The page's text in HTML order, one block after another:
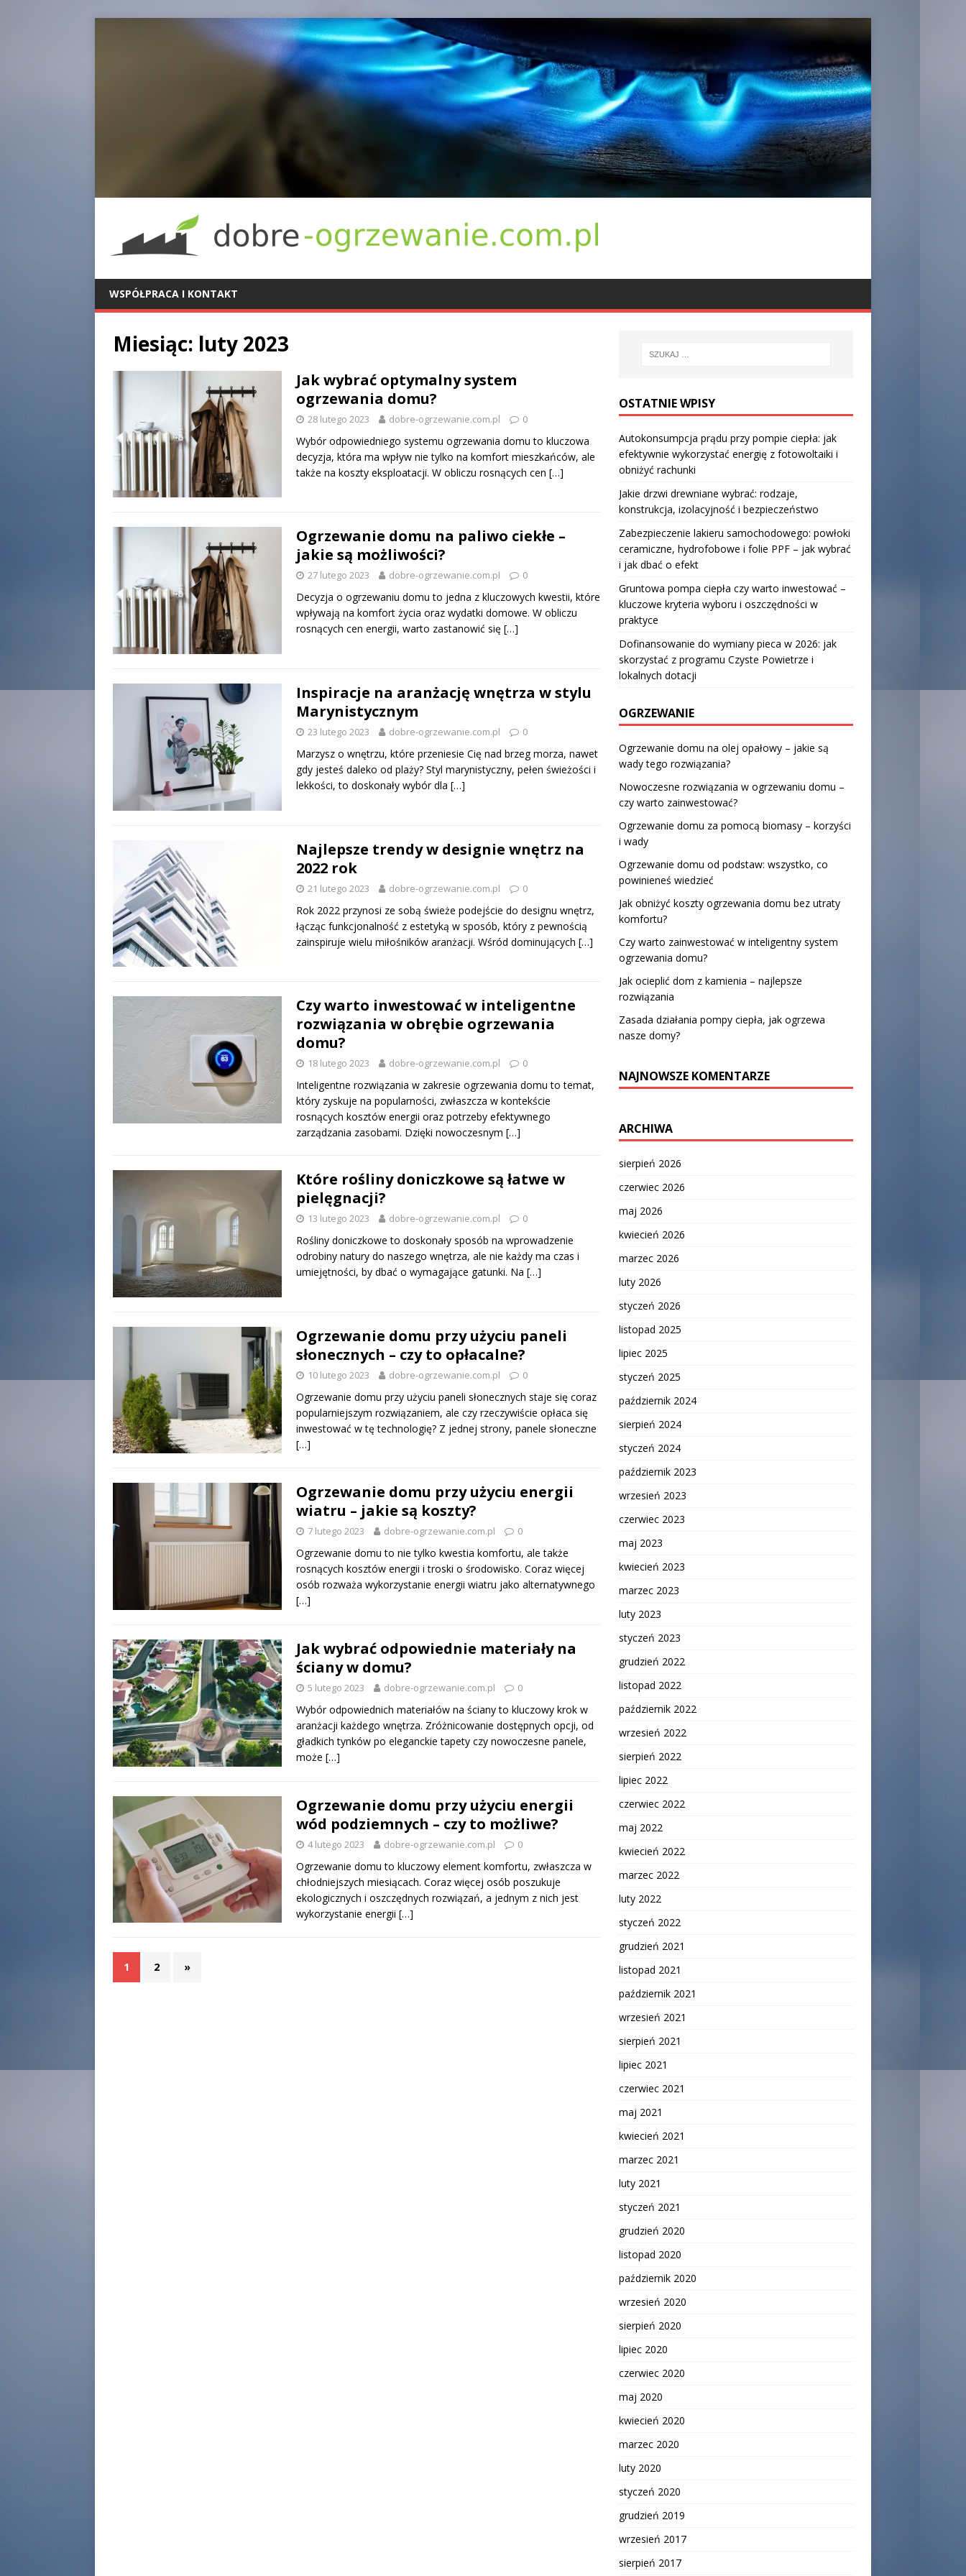
WSPÓŁPRACA I KONTAKT
Miesiąc: luty 2023
Jak wybrać optymalny system
ogrzewania domu?
28 lutego 2023 dobre-ogrzewanie.com.pl 0
Wybór odpowiedniego systemu ogrzewania domu to kluczowa
decyzja, która ma wpływ nie tylko na komfort mieszkańców, ale
także na koszty eksploatacji. W obliczu rosnących cen […]
Ogrzewanie domu na paliwo ciekłe –
jakie są możliwości?
27 lutego 2023 dobre-ogrzewanie.com.pl 0
Decyzja o ogrzewaniu domu to jedna z kluczowych kwestii, które
wpływają na komfort życia oraz wydatki domowe. W obliczu
rosnących cen energii, warto zastanowić się […]
Inspiracje na aranżację wnętrza w stylu
Marynistycznym
23 lutego 2023 dobre-ogrzewanie.com.pl 0
Marzysz o wnętrzu, które przeniesie Cię nad brzeg morza, nawet
gdy jesteś daleko od plaży? Styl marynistyczny, pełen świeżości i
lekkości, to doskonały wybór dla […]
Najlepsze trendy w designie wnętrz na
2022 rok
21 lutego 2023 dobre-ogrzewanie.com.pl 0
Rok 2022 przynosi ze sobą świeże podejście do designu wnętrz,
łącząc funkcjonalność z estetyką w sposób, który z pewnością
zainspiruje wielu miłośników aranżacji. Wśród dominujących […]
Czy warto inwestować w inteligentne
rozwiązania w obrębie ogrzewania
domu?
18 lutego 2023 dobre-ogrzewanie.com.pl 0
Inteligentne rozwiązania w zakresie ogrzewania domu to temat,
który zyskuje na popularności, zwłaszcza w kontekście
rosnących kosztów energii oraz potrzeby efektywnego
zarządzania zasobami. Dzięki nowoczesnym […]
Które rośliny doniczkowe są łatwe w
pielęgnacji?
13 lutego 2023 dobre-ogrzewanie.com.pl 0
Rośliny doniczkowe to doskonały sposób na wprowadzenie
odrobiny natury do naszego wnętrza, ale nie każdy ma czas i
umiejętności, by dbać o wymagające gatunki. Na […]
Ogrzewanie domu przy użyciu paneli
słonecznych – czy to opłacalne?
10 lutego 2023 dobre-ogrzewanie.com.pl 0
Ogrzewanie domu przy użyciu paneli słonecznych staje się coraz
popularniejszym rozwiązaniem, ale czy rzeczywiście opłaca się
inwestować w tę technologię? Z jednej strony, panele słoneczne
[…]
Ogrzewanie domu przy użyciu energii
wiatru – jakie są koszty?
7 lutego 2023 dobre-ogrzewanie.com.pl 0
Ogrzewanie domu to nie tylko kwestia komfortu, ale także
rosnących kosztów energii i troski o środowisko. Coraz więcej
osób rozważa wykorzystanie energii wiatru jako alternatywnego
[…]
Jak wybrać odpowiednie materiały na
ściany w domu?
5 lutego 2023 dobre-ogrzewanie.com.pl 0
Wybór odpowiednich materiałów na ściany to kluczowy krok w
aranżacji każdego wnętrza. Zróżnicowanie dostępnych opcji, od
gładkich tynków po eleganckie tapety czy nowoczesne panele,
może […]
Ogrzewanie domu przy użyciu energii
wód podziemnych – czy to możliwe?
4 lutego 2023 dobre-ogrzewanie.com.pl 0
Ogrzewanie domu to kluczowy element komfortu, zwłaszcza w
chłodniejszych miesiącach. Coraz więcej osób poszukuje
ekologicznych i oszczędnych rozwiązań, a jednym z nich jest
wykorzystanie energii […]
1 2 »
OSTATNIE WPISY
Autokonsumpcja prądu przy pompie ciepła: jak
efektywnie wykorzystać energię z fotowoltaiki i
obniżyć rachunki
Jakie drzwi drewniane wybrać: rodzaje,
konstrukcja, izolacyjność i bezpieczeństwo
Zabezpieczenie lakieru samochodowego: powłoki
ceramiczne, hydrofobowe i folie PPF – jak wybrać
i jak dbać o efekt
Gruntowa pompa ciepła czy warto inwestować –
kluczowe kryteria wyboru i oszczędności w
praktyce
Dofinansowanie do wymiany pieca w 2026: jak
skorzystać z programu Czyste Powietrze i
lokalnych dotacji
OGRZEWANIE
Ogrzewanie domu na olej opałowy – jakie są
wady tego rozwiązania?
Nowoczesne rozwiązania w ogrzewaniu domu –
czy warto zainwestować?
Ogrzewanie domu za pomocą biomasy – korzyści
i wady
Ogrzewanie domu od podstaw: wszystko, co
powinieneś wiedzieć
Jak obniżyć koszty ogrzewania domu bez utraty
komfortu?
Czy warto zainwestować w inteligentny system
ogrzewania domu?
Jak ocieplić dom z kamienia – najlepsze
rozwiązania
Zasada działania pompy ciepła, jak ogrzewa
nasze domy?
NAJNOWSZE KOMENTARZE
ARCHIWA
sierpień 2026
czerwiec 2026
maj 2026
kwiecień 2026
marzec 2026
luty 2026
styczeń 2026
listopad 2025
lipiec 2025
styczeń 2025
październik 2024
sierpień 2024
styczeń 2024
październik 2023
wrzesień 2023
czerwiec 2023
maj 2023
kwiecień 2023
marzec 2023
luty 2023
styczeń 2023
grudzień 2022
listopad 2022
październik 2022
wrzesień 2022
sierpień 2022
lipiec 2022
czerwiec 2022
maj 2022
kwiecień 2022
marzec 2022
luty 2022
styczeń 2022
grudzień 2021
listopad 2021
październik 2021
wrzesień 2021
sierpień 2021
lipiec 2021
czerwiec 2021
maj 2021
kwiecień 2021
marzec 2021
luty 2021
styczeń 2021
grudzień 2020
listopad 2020
październik 2020
wrzesień 2020
sierpień 2020
lipiec 2020
czerwiec 2020
maj 2020
kwiecień 2020
marzec 2020
luty 2020
styczeń 2020
grudzień 2019
wrzesień 2017
sierpień 2017